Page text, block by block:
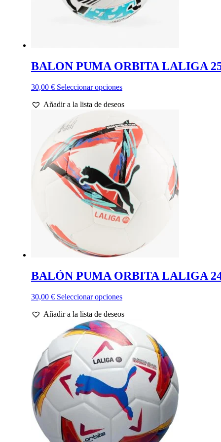
BALON PUMA ORBITA LALIGA
30,00 € Seleccionar opcionesEste
tiene
variantes.
Las
opciones
se
pueden
elegir
en
la
página
de
producto
Añadir a la lista de deseos
BALÓN PUMA ORBITA LALIGA
30,00 € Seleccionar opcionesEste
tiene
variantes.
Las
opciones
se
pueden
elegir
en
la
página
de
producto
Añadir a la lista de deseos